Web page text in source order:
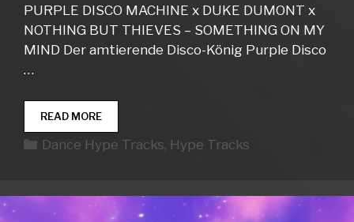
PURPLE DISCO MACHINE x DUKE DUMONT x
NOTHING BUT THIEVES – SOMETHING ON MY
MIND Der amtierende Disco-König Purple Disco
…
READ MOREDANCE
HYPE
TRACKS
Kategorien
Dance Hype Tracks, Hype Tracks